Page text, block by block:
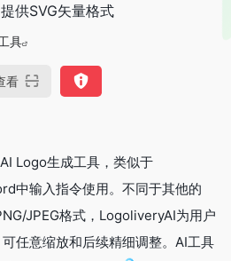
供SVG矢量格式
具
看
Logo生成工具，类似于
中输入指令使用。不同于其他的
JPEG格式，LogoliveryAI为用户
任意缩放和后续精细调整。AI工具